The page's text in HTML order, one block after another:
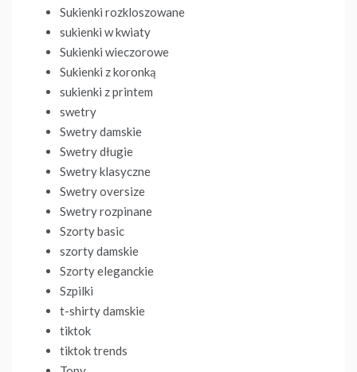
Sukienki rozkloszowane
sukienki w kwiaty
Sukienki wieczorowe
Sukienki z koronką
sukienki z printem
swetry
Swetry damskie
Swetry długie
Swetry klasyczne
Swetry oversize
Swetry rozpinane
Szorty basic
szorty damskie
Szorty eleganckie
Szpilki
t-shirty damskie
tiktok
tiktok trends